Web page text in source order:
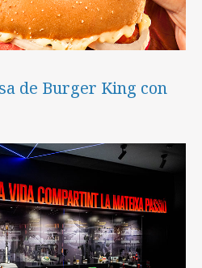
de Burger King con